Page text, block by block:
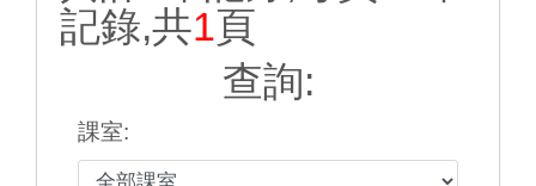
記錄,共1頁
查詢:
課室: